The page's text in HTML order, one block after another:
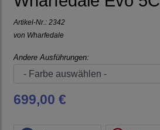
Artikel-Nr.: 2342
von Wharfedale
Andere Ausführungen:
699,00 €